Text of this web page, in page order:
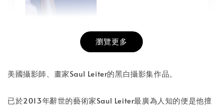
NT$ 50
- +
瀏覽更多
美國攝影師、畫家Saul Leiter的黑白攝影集作品。
已於2013年辭世的藝術家Saul Leiter最廣為人知的便是他擅